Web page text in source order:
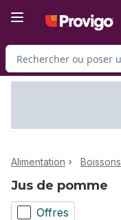
Rechercher des produits
Alimentation Boissons
Jus de pomme
Offres